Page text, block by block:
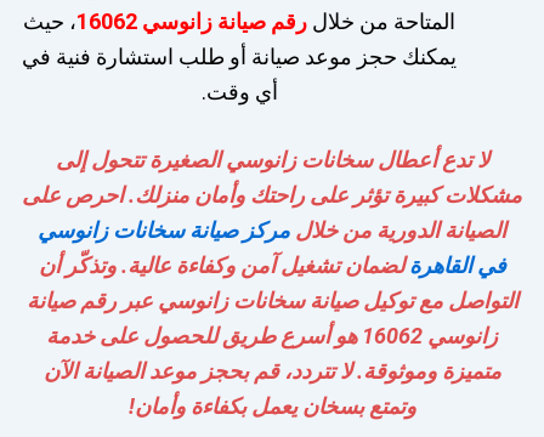
المتاحة من خلال رقم صيانة زانوسي 16062
، حيث
يمكنك حجز موعد صيانة أو طلب استشارة فنية في
أي وقت.
لا تدع أعطال سخانات زانوسي الصغيرة تتحول إلى
مشكلات كبيرة تؤثر على راحتك وأمان منزلك. احرص على
الصيانة الدورية من خلال مركز صيانة سخانات زانوسي
في القاهرةلضمان تشغيل آمن وكفاءة عالية. وتذكّر أن
التواصل مع توكيل صيانة سخانات زانوسي عبر رقم صيانة
زانوسي 16062 هو أسرع طريق للحصول على خدمة
متميزة وموثوقة. لا تتردد، قم بحجز موعد الصيانة الآن
وتمتع بسخان يعمل بكفاءة وأمان!